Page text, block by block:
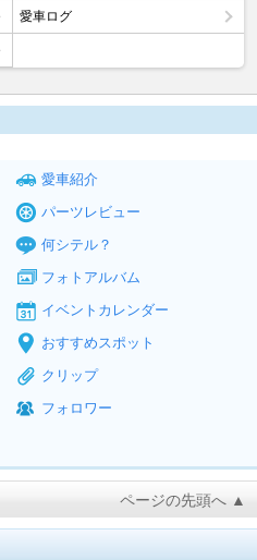
愛車ログ
愛車紹介
パーツレビュー
何シテル？
フォトアルバム
イベントカレンダー
おすすめスポット
クリップ
フォロワー
ページの先頭へ ▲